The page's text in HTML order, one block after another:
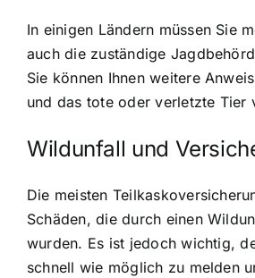
In einigen Ländern müssen Sie
auch die zuständige
Sie können Ihnen weitere
und das tote oder verletzte Tier
Wildunfall und
Die meisten
Schäden, die durch einen
wurden. Es ist jedoch wichtig,
schnell wie möglich zu melden